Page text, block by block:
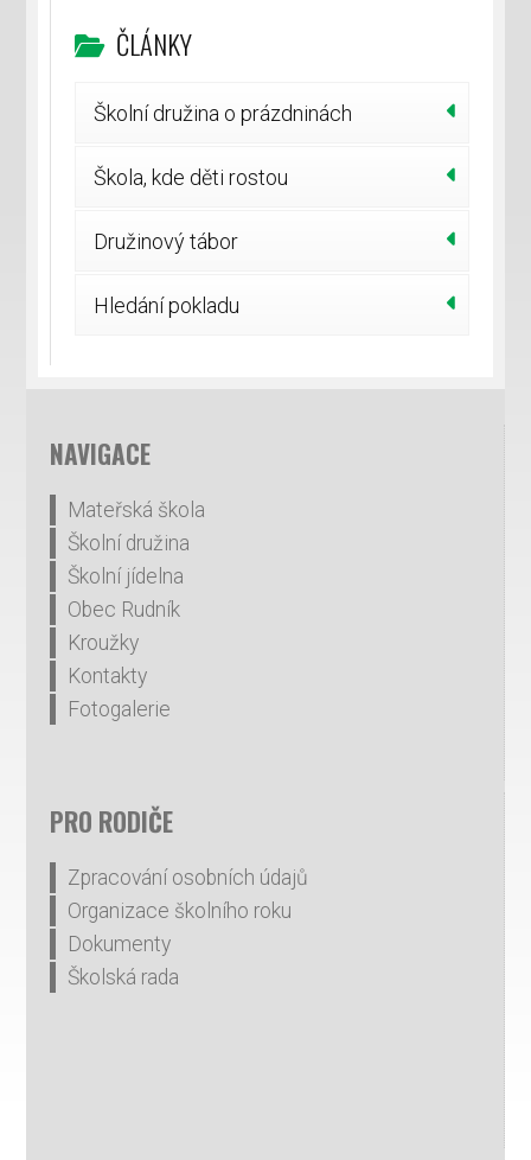
ČLÁNKY
Školní družina o prázdninách
Škola, kde děti rostou
Družinový tábor
Hledání pokladu
NAVIGACE
Mateřská škola
Školní družina
Školní jídelna
Obec Rudník
Kroužky
Kontakty
Fotogalerie
PRO RODIČE
Zpracování osobních údajů
Organizace školního roku
Dokumenty
Školská rada